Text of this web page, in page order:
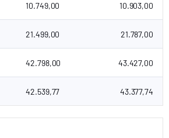
10.749,00 10.903,00
21.499,00 21.787,00
42.798,00 43.427,00
42.539,77 43.377,74